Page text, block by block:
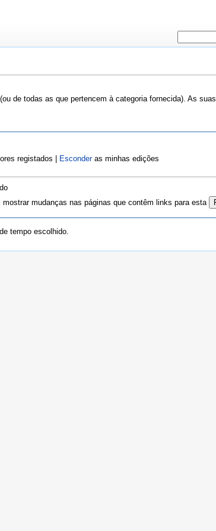
de todas as que pertencem à categoria fornecida). As suas
registados | Esconderas minhas edições
mostrar mudanças nas páginas que contêm links para esta
tempo escolhido.